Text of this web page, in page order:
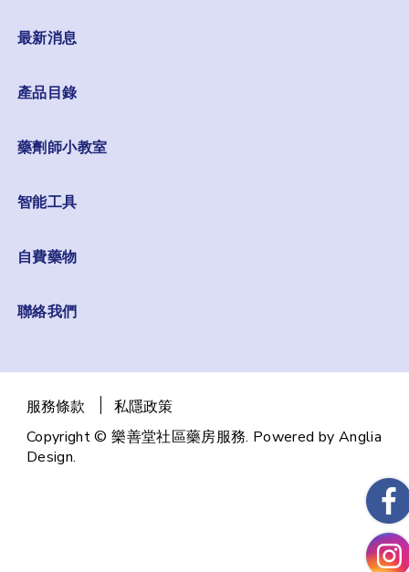
最新消息
產品目錄
藥劑師小教室
智能工具
自費藥物
聯絡我們
服務條款
私隱政策
Copyright © 樂善堂社區藥房服務. Powered by Anglia
Design.